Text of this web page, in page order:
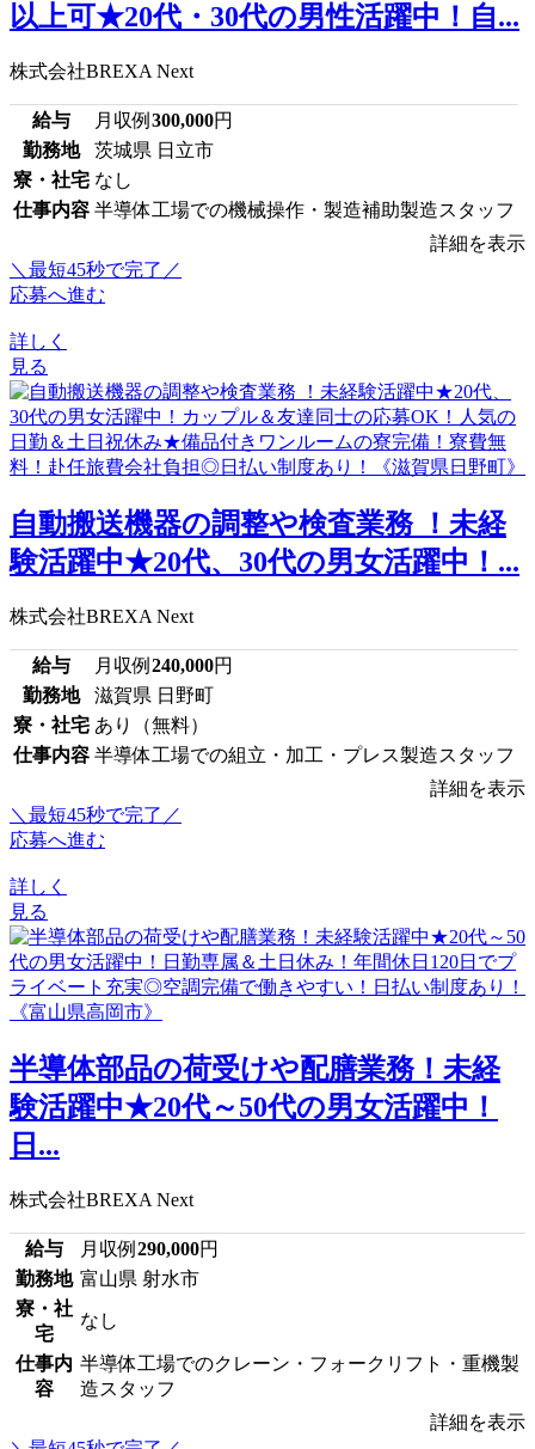
以上可★20代・30代の男性活躍中！自...
株式会社BREXA Next
給与 月収例 300,000円
勤務地
茨城県 日立市
寮・社宅 なし
仕事内容 半導体工場での機械操作・製造補助製造スタッフ
詳細を表示
＼最短45秒で完了／
応募へ進む
詳しく
見る
自動搬送機器の調整や検査業務 ！未経
験活躍中★20代、30代の男女活躍中！...
株式会社BREXA Next
給与 月収例 240,000円
勤務地
滋賀県 日野町
寮・社宅 あり（無料）
仕事内容 半導体工場での組立・加工・プレス製造スタッフ
詳細を表示
＼最短45秒で完了／
応募へ進む
詳しく
見る
半導体部品の荷受けや配膳業務！未経
験活躍中★20代～50代の男女活躍中！
日...
株式会社BREXA Next
給与 月収例 290,000円
勤務地 富山県 射水市
寮・社
宅
なし
仕事内
容
半導体工場でのクレーン・フォークリフト・重機製
造スタッフ
詳細を表示